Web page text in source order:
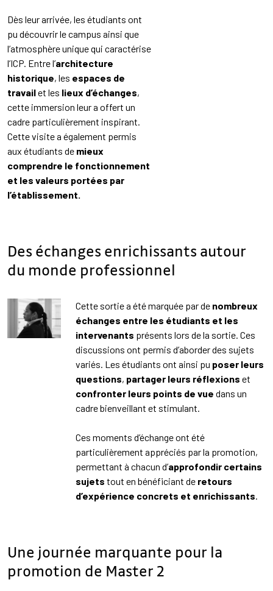
Dès leur arrivée, les étudiants ont
pu découvrir le campus ainsi que
l’atmosphère unique qui caractérise
l’ICP. Entre l’architecture
historique, les espaces de
travailet les lieux d’échanges,
cette immersion leur a offert un
cadre particulièrement inspirant.
Cette visite a également permis
aux étudiants de mieux
comprendre le fonctionnement
et les valeurs portées par
l’établissement.
Des échanges enrichissants autour
du monde professionnel
Cette sortie a été marquée par de nombreux
échanges entre les étudiants et les
intervenants présents lors de la sortie. Ces
discussions ont permis d’aborder des sujets
variés. Les étudiants ont ainsi pu poser leurs
questions, partager leurs réflexions et
confronter leurs points de vue dans un
cadre bienveillant et stimulant.
Ces moments d’échange ont été
particulièrement appréciés par la promotion,
permettant à chacun d’approfondir certains
sujets tout en bénéficiant de retours
d’expérience concrets et enrichissants.
Une journée marquante pour la
promotion de Master 2